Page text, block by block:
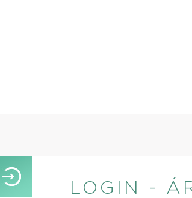
LOGIN -